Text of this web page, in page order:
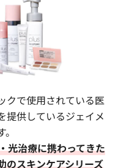
クで使用されている医
提供しているジェイメ
光治療に携わってきた
のスキンケアシリーズ